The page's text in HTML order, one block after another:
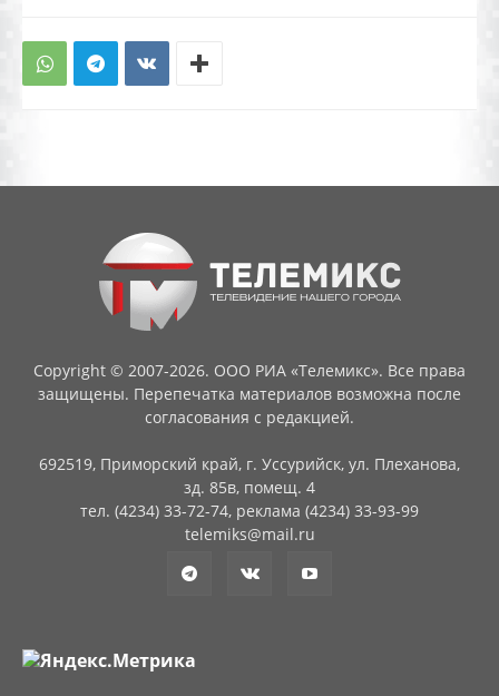
Copyright © 2007-2026. ООО РИА «Телемикс». Все права
защищены. Перепечатка материалов возможна после
согласования с редакцией.
692519, Приморский край, г. Уссурийск, ул. Плеханова,
зд. 85в, помещ. 4
тел. (4234) 33-72-74, реклама (4234) 33-93-99
telemiks@mail.ru